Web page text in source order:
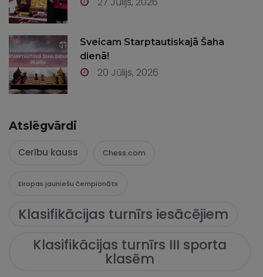
Sveicam Starptautiskajā Šaha
dienā!
20 Jūlijs, 2026
Atslēgvārdi
Cerību kauss Chess.com
Eiropas jauniešu čempionāts
Klasifikācijas turnīrs iesācējiem
Klasifikācijas turnīrs III sporta
klasēm